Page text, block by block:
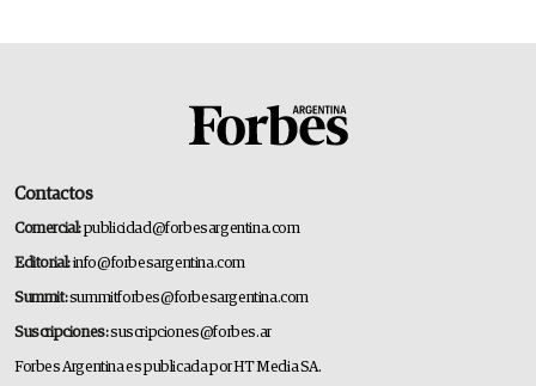
Contactos
Comercial:publicidad@forbesargentina.com
Editorial:info@forbesargentina.com
Summit:summitforbes@forbesargentina.com
Suscripciones:suscripciones@forbes.ar
Forbes Argentina es publicada por HT Media SA.